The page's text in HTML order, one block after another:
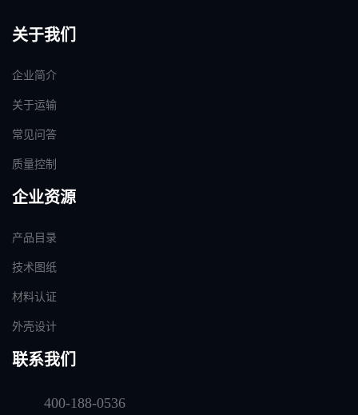
关于我们
企业简介
关于运输
常见问答
质量控制
企业资源
产品目录
技术图纸
材料认证
外壳设计
联系我们
400-188-0536